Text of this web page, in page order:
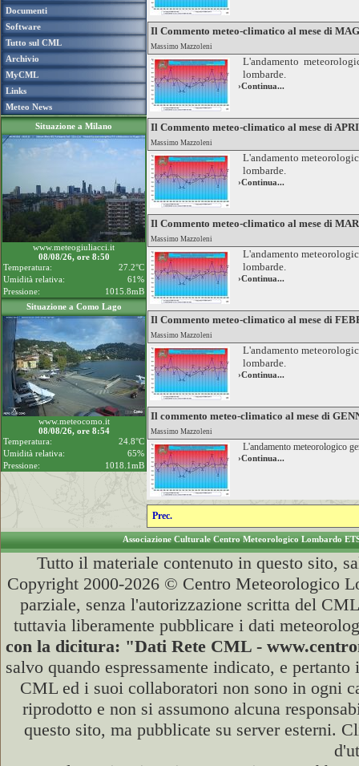
Documenti
Software
Tutto sul CML
Archivio
MyCML
Links
Meteo News
Situazione a Milano
www.meteogiuliacci.it
08/08/26, ore 8:50
Temperatura:
27.2°C
Umidità relativa:
61%
Pressione:
1015.8mB
Situazione a Como Lago
www.meteocomo.it
08/08/26, ore 8:54
Temperatura:
24.8°C
Umidità relativa:
65%
Pressione:
1018.1mB
Il Commento meteo-climatico al mese di
Massimo Mazzoleni
L'andamento
lombarde.
›Continua...
Il Commento meteo-climatico al mese di
Massimo Mazzoleni
L'andamento
lombarde.
›Continua...
Il Commento meteo-climatico al mese di
Massimo Mazzoleni
L'andamento
lombarde.
›Continua...
Il Commento meteo-climatico al mese di
Massimo Mazzoleni
L'andamento
lombarde.
›Continua...
Il commento meteo-climatico al mese di
Massimo Mazzoleni
L'andamento meteorologico
›Continua...
Prec.
Associazione Culturale Centro Meteorologico Lombardo
Tutto il materiale contenuto in questo sito,
Copyright 2000-2026 © Centro Meteorologico
parziale, senza l'autorizzazione scritta del
tuttavia liberamente pubblicare i dati
con la dicitura: "Dati Rete CML -
salvo quando espressamente indicato, e
CML ed i suoi collaboratori non sono in ogni
riprodotto e non si assumono alcuna
questo sito, ma pubblicate su server esterni.